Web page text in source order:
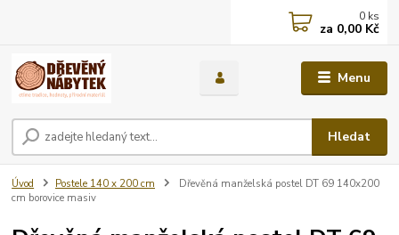
Menu
Hledat
0 ks
za 0,00 Kč
Úvod Postele 140 x 200 cm
Dřevěná manželská postel DT 69 140x200
cm borovice masiv